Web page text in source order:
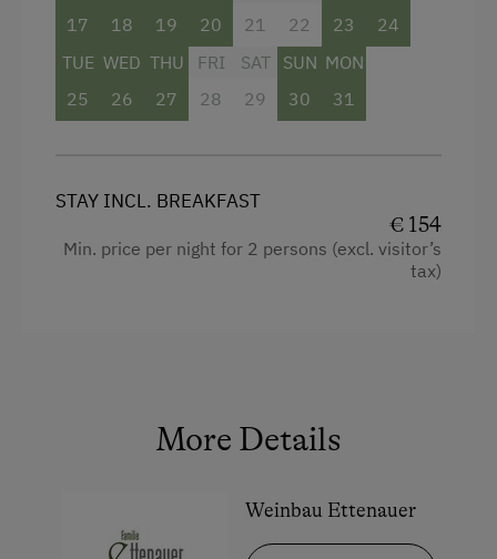
Towels
WiFi
Refrigerator
17 18 19 20 21 22 23
24
TUE
25
WED
26
THU
27
FRI
28
SAT
29
SUN
30
MON
31
STAY INCL. BREAKFAST
€ 154
Min. price per night for 2 persons (excl. visitor’s
tax)
More Details
Weinbau Ettenauer